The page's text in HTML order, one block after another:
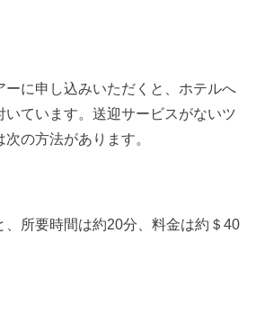
ーに申し込みいただくと、ホテルへ
いています。送迎サービスがないツ
の方法があります。
、所要時間は約20分、料金は約＄40